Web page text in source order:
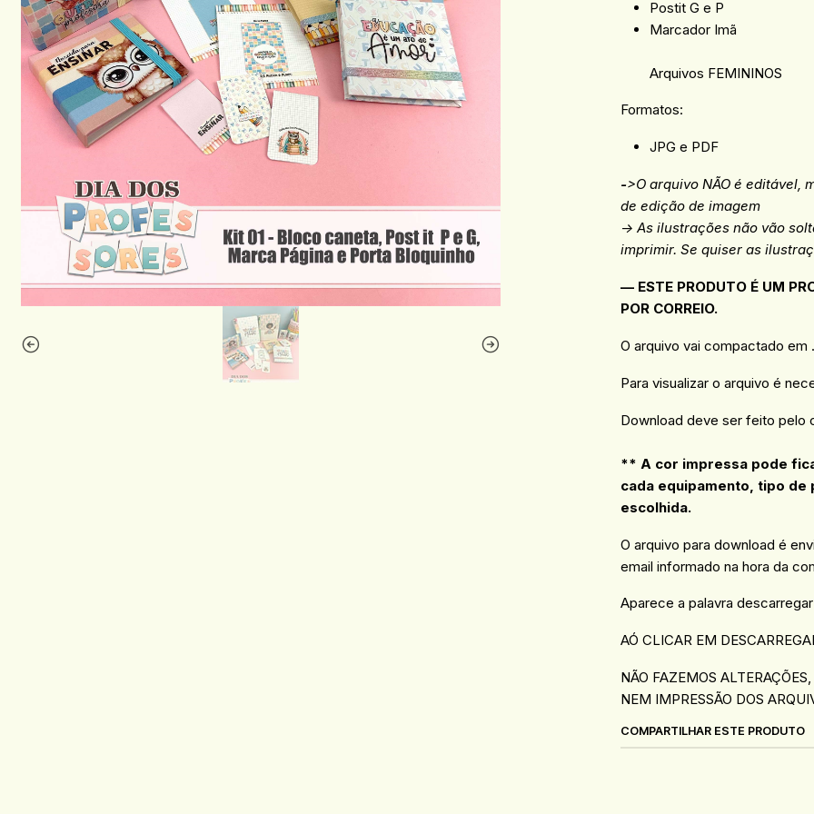
Postit G e P
Marcador Imã
Arquivos FEMININOS
Formatos:
JPG e PDF
->O arquivo NÃO é editável,
de edição de imagem
-> As ilustrações não vão
imprimir. Se quiser as
— ESTE PRODUTO É UM
POR CORREIO.
O arquivo vai compactado em
Para visualizar o arquivo é
Download deve ser feito pelo
** A cor impressa pode
cada equipamento, tipo
escolhida.
O arquivo para download é
email informado na hora da
Aparece a palavra
AÓ CLICAR EM
NÃO FAZEMOS
NEM IMPRESSÃO DOS
COMPARTILHAR ESTE PRODUTO